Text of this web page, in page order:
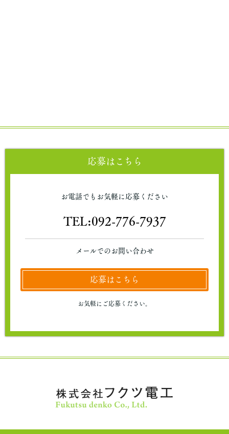
応募はこちら
お電話でもお気軽に応募ください
TEL:092-776-7937
メールでのお問い合わせ
応募はこちら
お気軽にご応募ください。